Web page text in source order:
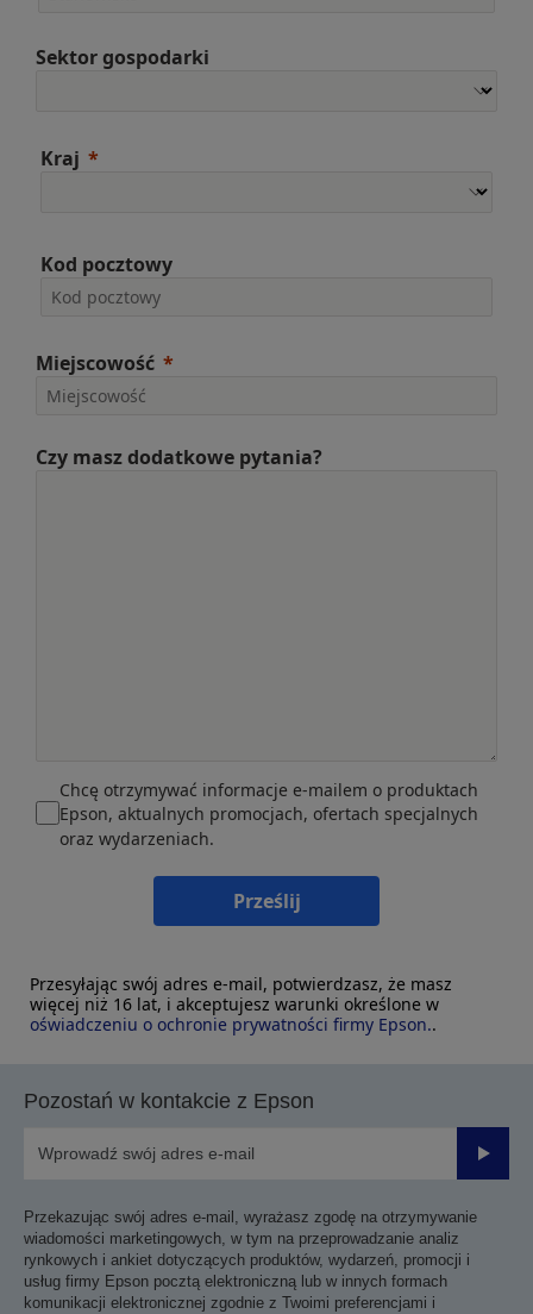
Sektor gospodarki
Kraj
Kod pocztowy
Miejscowość
Czy masz dodatkowe pytania?
Chcę otrzymywać informacje e-mailem o produktach
Epson, aktualnych promocjach, ofertach specjalnych
oraz wydarzeniach.
Prześlij
Przesyłając swój adres e-mail, potwierdzasz, że masz
więcej niż 16 lat, i akceptujesz warunki określone w
oświadczeniu o ochronie prywatności firmy Epson..
Pozostań w kontakcie z Epson
Przekazując swój adres e-mail, wyrażasz zgodę na otrzymywanie
wiadomości marketingowych, w tym na przeprowadzanie analiz
rynkowych i ankiet dotyczących produktów, wydarzeń, promocji i
usług firmy Epson pocztą elektroniczną lub w innych formach
komunikacji elektronicznej zgodnie z Twoimi preferencjami i